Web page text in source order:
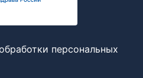
персональных